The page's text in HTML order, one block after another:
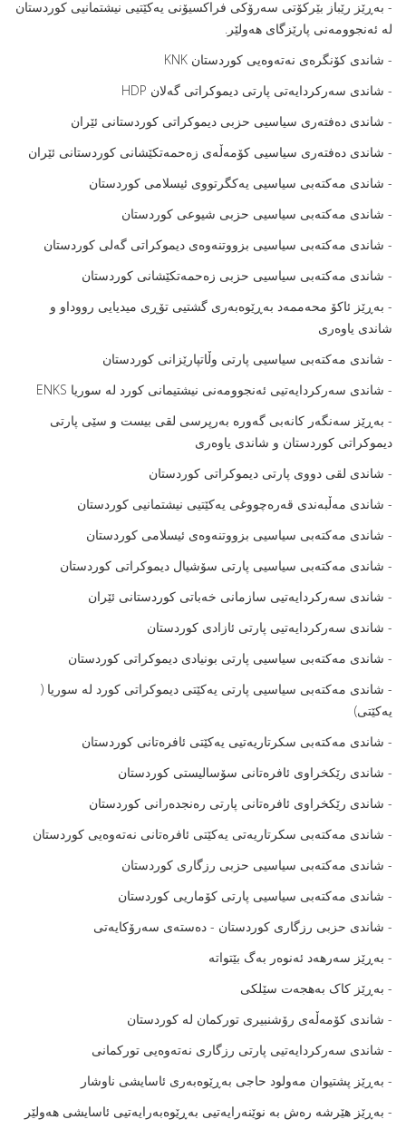
- بەڕێز رێباز بێرکۆتى سەرۆکى فراکسیۆنى یەکێتیى نیشتمانیى کوردستان
لە ئەنجوومەنى پارێزگاى هەولێر.
- شاندى کۆنگرەى نەتەوەیى کوردستان KNK
- شاندى سەرکردایەتى پارتى دیموکراتى گەلان HDP
- شاندى دەفتەرى سیاسیى حزبى دیموکراتى کوردستانى ئێران
- شاندى دەفتەرى سیاسیى کۆمەڵەى زەحمەتکێشانى کوردستانى ئێران
- شاندى مەکتەبى سیاسیى یەکگرتووى ئیسلامى کوردستان
- شاندى مەکتەبى سیاسیى حزبى شیوعى کوردستان
- شاندى مەکتەبى سیاسیى بزووتنەوەى دیموکراتى گەلى کوردستان
- شاندى مەکتەبى سیاسیى حزبى زەحمەتکێشانى کوردستان
- بەڕێز ئاکۆ محەممەد بەڕێوەبەرى گشتیى تۆڕى میدیایى رووداو و
شاندى یاوەرى
- شاندى مەکتەبى سیاسیى پارتى وڵاتپارێزانى کوردستان
- شاندى سەرکردایەتیى ئەنجوومەنى نیشتیمانى کورد لە سوریا ENKS
- بەڕێز سەنگەر کانەبى گەورە بەرپرسى لقى بیست و سێى پارتى
دیموکراتى کوردستان و شاندى یاوەرى
- شاندى لقی دووى پارتى دیموکراتى کوردستان
- شاندى مەڵبەندى قەرەچووغى یەکێتیى نیشتمانیى کوردستان
- شاندى مەکتەبى سیاسیى بزووتنەوەى ئیسلامى کوردستان
- شاندى مەکتەبى سیاسیى پارتى سۆشیال دیموکراتى کوردستان
- شاندى سەرکردایەتیى سازمانى خەباتى کوردستانى ئێران
- شاندى سەرکردایەتیى پارتى ئازادى کوردستان
- شاندى مەکتەبى سیاسیى پارتى بونیادى دیموکراتى کوردستان
- شاندى مەکتەبى سیاسیى پارتى یەکێتى دیموکراتى کورد لە سوریا (
یەکێتى)
- شاندى مەکتەبى سکرتاریەتیى یەکێتى ئافرەتانى کوردستان
- شاندى رێکخراوى ئافرەتانى سۆسالیستى کوردستان
- شاندى رێکخراوى ئافرەتانى پارتى رەنجدەرانى کوردستان
- شاندى مەکتەبى سکرتاریەتى یەکێتى ئافرەتانى نەتەوەیى کوردستان
- شاندى مەکتەبى سیاسیى حزبى رزگارى کوردستان
- شاندى مەکتەبى سیاسیى پارتى کۆماریى کوردستان
- شاندى حزبى رزگارى کوردستان - دەستەى سەرۆکایەتى
- بەڕێز سەرهەد ئەنوەر بەگ بێتواتە
- بەڕێز کاک بەهجەت سێلکى
- شاندى کۆمەڵەى رۆشنبیرى تورکمان لە کوردستان
- شاندى سەرکردایەتیى پارتى رزگارى نەتەوەیى تورکمانى
- بەڕێز پشتیوان مەولود حاجى بەڕێوەبەرى ئاسایشى ناوشار
- بەڕێز هێرشە رەش بە نوێنەرایەتیى بەڕێوەبەرایەتیى ئاسایشى هەولێر